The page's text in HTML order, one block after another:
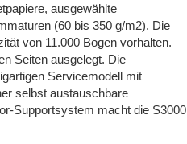
ausgewählte
(60 bis 350 g/m2). Die
von 11.000 Bogen vorhalten.
Seiten ausgelegt. Die
Servicemodell mit
selbst austauschbare
Supportsystem macht die S3000